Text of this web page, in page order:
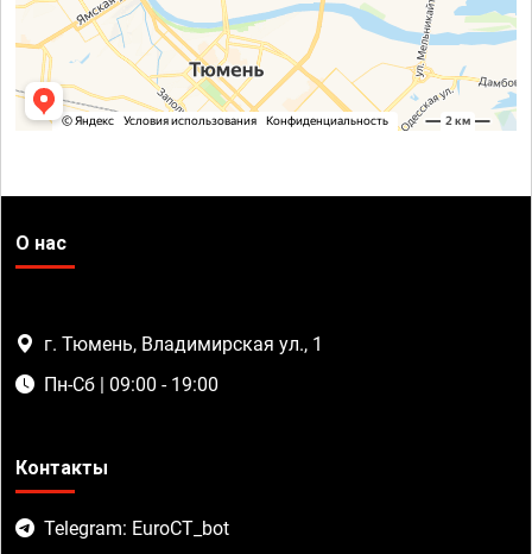
О нас
г. Тюмень, Владимирская ул., 1
Пн-Сб | 09:00 - 19:00
Контакты
Telegram: EuroCT_bot